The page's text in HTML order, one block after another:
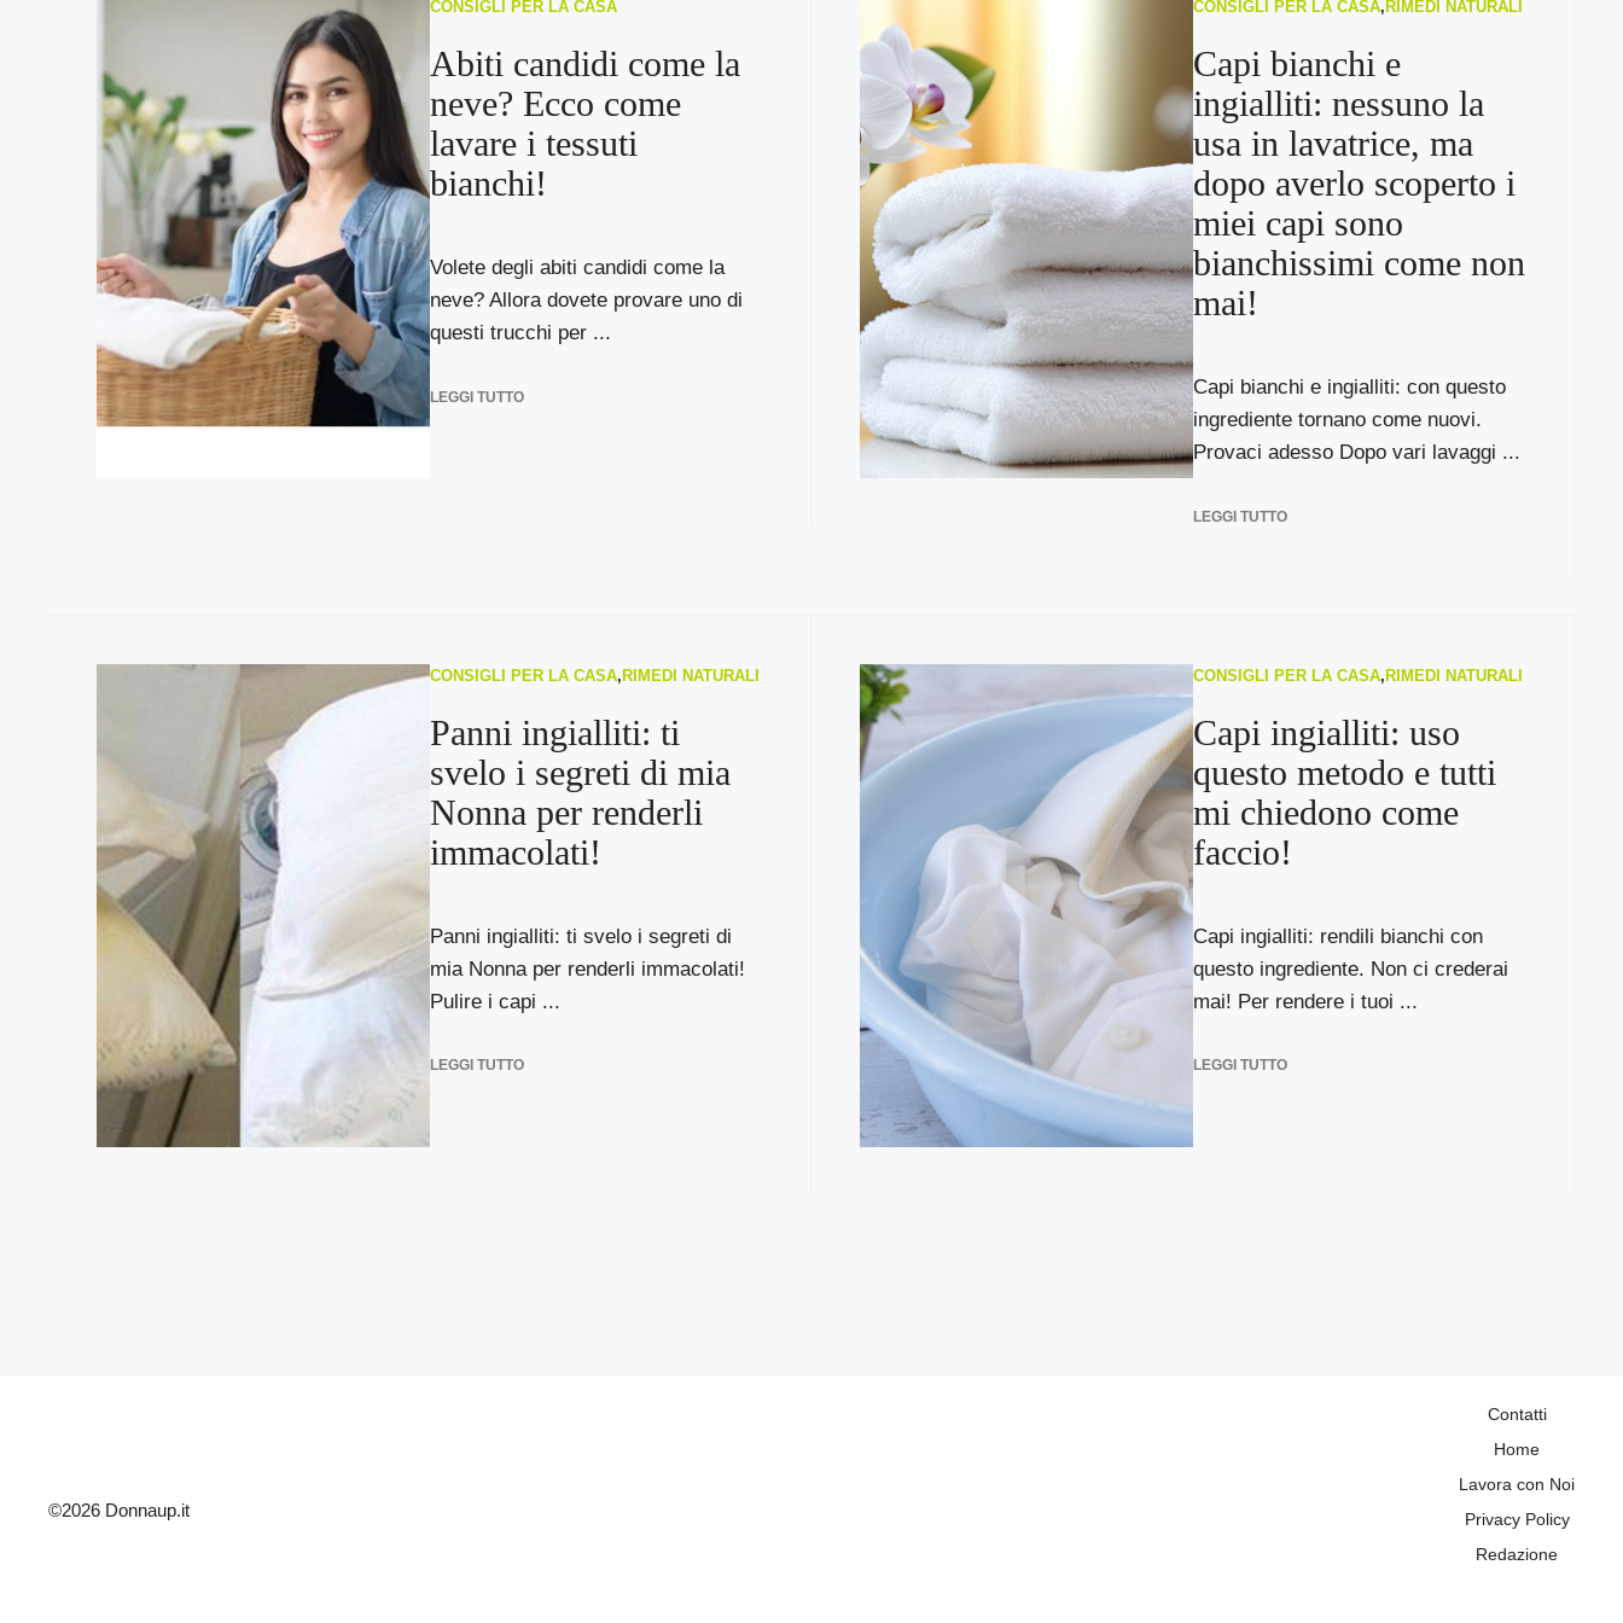
CONSIGLI PER LA CASA
Abiti candidi come la
neve? Ecco come
lavare i tessuti
bianchi!
Volete degli abiti candidi come la
neve? Allora dovete provare uno di
questi trucchi per ...
LEGGI TUTTO
CONSIGLI PER LA CASA, RIMEDI NATURALI
Capi bianchi e
ingialliti: nessuno la
usa in lavatrice, ma
dopo averlo scoperto i
miei capi sono
bianchissimi come non
mai!
Capi bianchi e ingialliti: con questo
ingrediente tornano come nuovi.
Provaci adesso Dopo vari lavaggi ...
LEGGI TUTTO
CONSIGLI PER LA CASA,RIMEDI NATURALI
Panni ingialliti: ti
svelo i segreti di mia
Nonna per renderli
immacolati!
Panni ingialliti: ti svelo i segreti di
mia Nonna per renderli immacolati!
Pulire i capi ...
LEGGI TUTTO
CONSIGLI PER LA CASA,RIMEDI NATURALI
Capi ingialliti: uso
questo metodo e tutti
mi chiedono come
faccio!
Capi ingialliti: rendili bianchi con
questo ingrediente. Non ci crederai
mai! Per rendere i tuoi ...
LEGGI TUTTO
Contatti
Home
Lavora con Noi
Privacy Policy
Redazione
©2026 Donnaup.it